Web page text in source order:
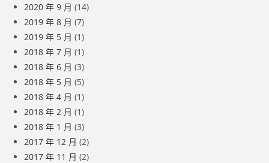
2020 年 9 月 (14)
2019 年 8 月 (7)
2019 年 5 月 (1)
2018 年 7 月 (1)
2018 年 6 月 (3)
2018 年 5 月 (5)
2018 年 4 月 (1)
2018 年 2 月 (1)
2018 年 1 月 (3)
2017 年 12 月 (2)
2017 年 11 月 (2)